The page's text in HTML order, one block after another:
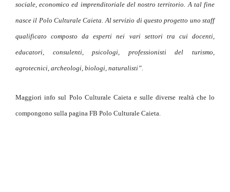
sociale, economico ed imprenditoriale del nostro territorio. A tal fine
nasce il Polo Culturale Caieta. Al servizio di questo progetto uno staff
qualificato composto da esperti nei vari settori tra cui docenti,
educatori, consulenti, psicologi, professionisti del turismo,
agrotecnici, archeologi, biologi, naturalisti”.
Maggiori info sul Polo Culturale Caieta e sulle diverse realtà che lo
compongono sulla pagina FB Polo Culturale Caieta.